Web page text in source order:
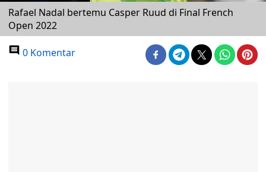
Rafael Nadal bertemu Casper Ruud di Final French
Open 2022
0 Komentar